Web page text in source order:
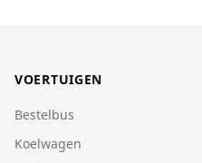
VOERTUIGEN
Bestelbus
Koelwagen